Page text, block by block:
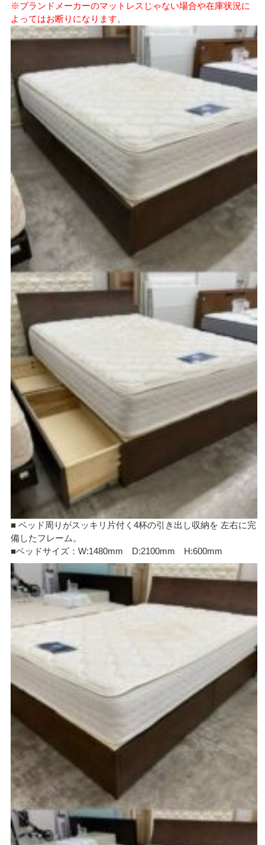
※ブランドメーカーのマットレスじゃない場合や在庫状況に
よってはお断りになります。
■ ベッド周りがスッキリ片付く4杯の引き出し収納を 左右に完
備したフレーム。
■ベッドサイズ：W:1480mm D:2100mm H:600mm